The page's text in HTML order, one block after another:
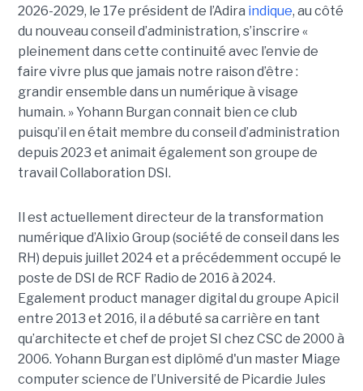
2026-2029, le 17e président de l’Adira indique, au côté
du nouveau conseil d’administration, s’inscrire «
pleinement dans cette continuité avec l’envie de
faire vivre plus que jamais notre raison d’être :
grandir ensemble dans un numérique à visage
humain. »Yohann Burgan connait bien ce club
puisqu’il en était membre du conseil d’administration
depuis 2023 et animait également son groupe de
travail Collaboration DSI.
Il est actuellement directeur de la transformation
numérique d’Alixio Group (société de conseil dans les
RH) depuis juillet 2024 et a précédemment occupé le
poste de DSI de RCF Radio de 2016 à 2024.
Egalement product manager digital du groupe Apicil
entre 2013 et 2016, il a débuté sa carrière en tant
qu’architecte et chef de projet SI chez CSC de 2000 à
2006. Yohann Burgan est diplômé d'un master Miage
computer science de l’Université de Picardie Jules